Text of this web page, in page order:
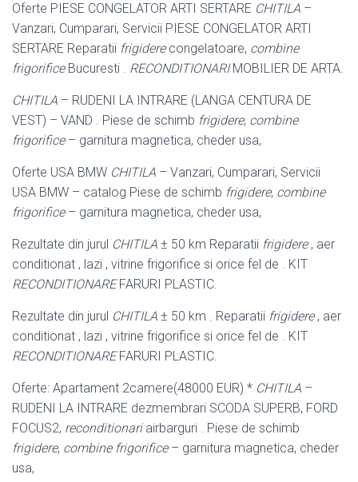
Oferte PIESE CONGELATOR ARTI SERTARE CHITILA –
Vanzari, Cumparari, Servicii PIESE CONGELATOR ARTI
SERTARE Reparatii frigiderecongelatoare, combine
frigorificeBucuresti . RECONDITIONARIMOBILIER DE ARTA.
CHITILA – RUDENI LA INTRARE (LANGA CENTURA DE
VEST) – VAND . Piese de schimb frigidere, combine
frigorifice– garnitura magnetica, cheder usa,
Oferte USA BMW CHITILA – Vanzari, Cumparari, Servicii
USA BMW – catalog Piese de schimb frigidere, combine
frigorifice– garnitura magnetica, cheder usa,
Rezultate din jurul CHITILA ± 50 km Reparatii frigidere, aer
conditionat , lazi , vitrine frigorifice si orice fel de . KIT
RECONDITIONAREFARURI PLASTIC.
Rezultate din jurul CHITILA ± 50 km . Reparatii frigidere, aer
conditionat , lazi , vitrine frigorifice si orice fel de . KIT
RECONDITIONAREFARURI PLASTIC.
Oferte: Apartament 2camere(48000 EUR) * CHITILA –
RUDENI LA INTRARE dezmembrari SCODA SUPERB, FORD
FOCUS2, reconditionariairbarguri . Piese de schimb
frigidere, combine frigorifice– garnitura magnetica, cheder
usa,